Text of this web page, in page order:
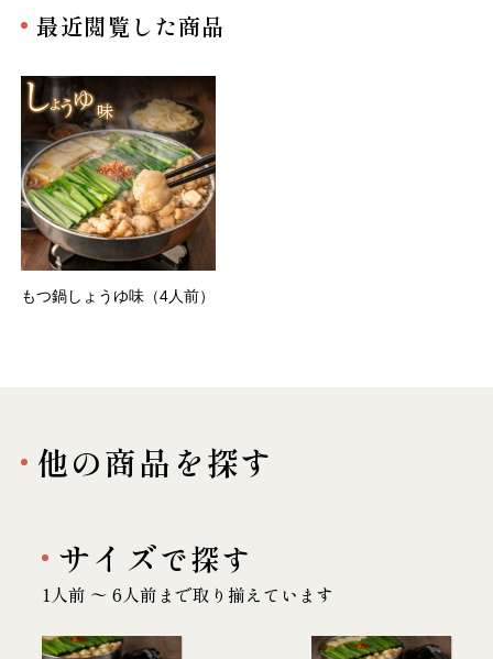
最近閲覧した商品
もつ鍋しょうゆ味（4人前）
他の商品を探す
サイズで探す
1人前 〜 6人前まで取り揃えています